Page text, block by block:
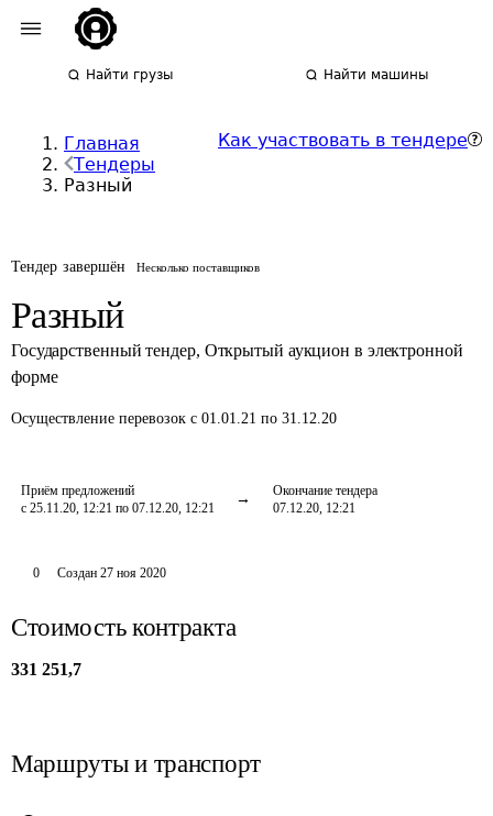
Найти грузы Найти машины
Главная
Тендеры
Разный
Как участвовать в тендере
Тендер завершён Несколько поставщиков
Разный
Государственный тендер, Открытый аукцион в электронной
форме
Осуществление перевозок с 01.01.21 по 31.12.20
Приём предложений
с 25.11.20, 12:21 по 07.12.20, 12:21
Окончание тендера
07.12.20, 12:21
0 Создан 27 ноя 2020
Стоимость контракта
331 251,7
Маршруты и транспорт